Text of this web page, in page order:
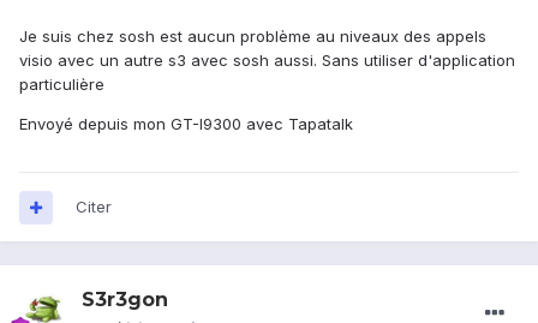
Je suis chez sosh est aucun problème au niveaux des appels
visio avec un autre s3 avec sosh aussi. Sans utiliser d'application
particulière
Envoyé depuis mon GT-I9300 avec Tapatalk
Citer
S3r3gon